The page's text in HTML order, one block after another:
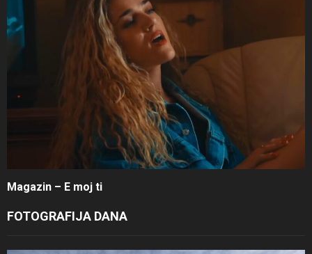
Magazin – E moj ti
FOTOGRAFIJA DANA